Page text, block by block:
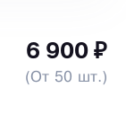
6 900 ₽
(От 50 шт.)